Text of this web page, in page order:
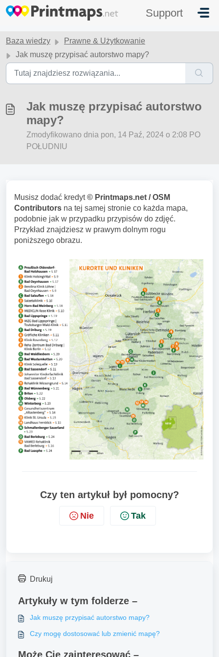
Przejdź do głównej treści
Support
Baza wiedzy
Prawne & Użytkowanie
Jak muszę przypisać autorstwo mapy?
Jak muszę przypisać autorstwo
mapy?
Zmodyfikowano dnia pon, 14 Paź, 2024 o 2:08 PO
POŁUDNIU
Musisz dodać kredyt© Printmaps.net / OSM
Contributors na tej samej stronie co każda mapa,
podobnie jak w przypadku przypisów do zdjęć.
Przykład znajdziesz w prawym dolnym rogu
poniższego obrazu.
Czy ten artykuł był pomocny?
Nie Tak
Drukuj
Artykuły w tym folderze –
Jak muszę przypisać autorstwo mapy?
Czy mogę dostosować lub zmienić mapę?
Może Cię zainteresować –